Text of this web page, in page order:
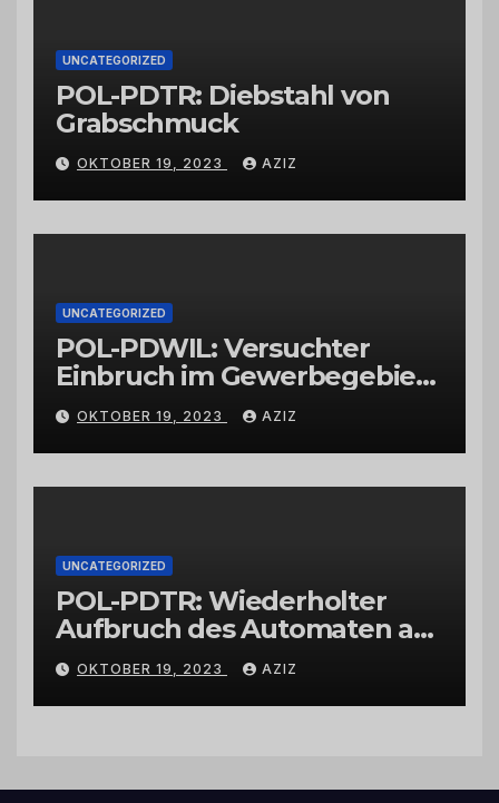
UNCATEGORIZED
POL-PDTR: Diebstahl von
Grabschmuck
OKTOBER 19, 2023 AZIZ
UNCATEGORIZED
POL-PDWIL: Versuchter
Einbruch im Gewerbegebiet
Wittlich
OKTOBER 19, 2023 AZIZ
UNCATEGORIZED
POL-PDTR: Wiederholter
Aufbruch des Automaten am
Wohnmobilstellplatz in
Hermeskeil am Labachweg
OKTOBER 19, 2023 AZIZ